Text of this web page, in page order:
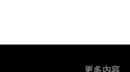
更多内容